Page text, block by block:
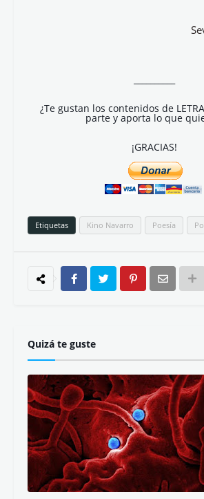
¿Te gustan los contenidos de
parte y aporta lo que
¡GRACIAS!
Etiquetas Kino Navarro Poesía
Quizá te guste